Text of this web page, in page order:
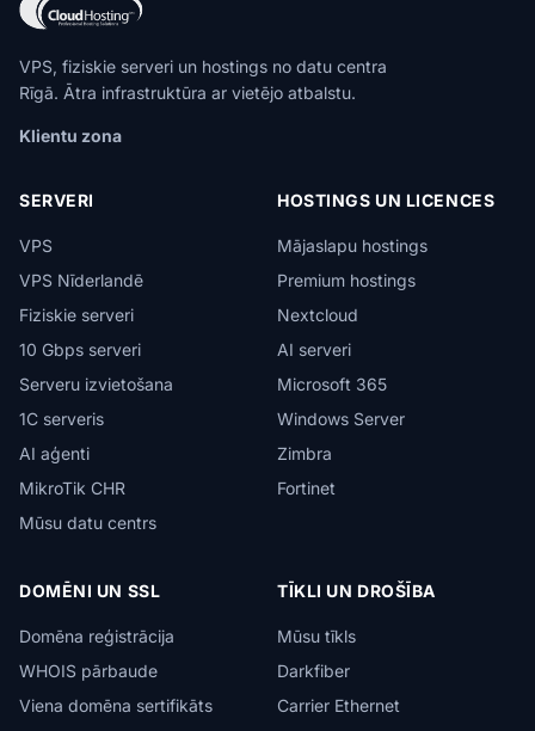
VPS, fiziskie serveri un hostings no datu centra
Rīgā. Ātra infrastruktūra ar vietējo atbalstu.
Klientu zona
SERVERI
VPS
VPS Nīderlandē
Fiziskie serveri
10 Gbps serveri
Serveru izvietošana
1C serveris
AI aģenti
MikroTik CHR
Mūsu datu centrs
HOSTINGS UN LICENCES
Mājaslapu hostings
Premium hostings
Nextcloud
AI serveri
Microsoft 365
Windows Server
Zimbra
Fortinet
DOMĒNI UN SSL
Domēna reģistrācija
WHOIS pārbaude
Viena domēna sertifikāts
TĪKLI UN DROŠĪBA
Mūsu tīkls
Darkfiber
Carrier Ethernet